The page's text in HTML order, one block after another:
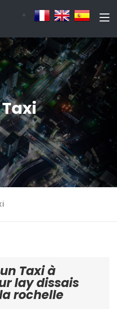
Taxi à
lay dissais
rochelle